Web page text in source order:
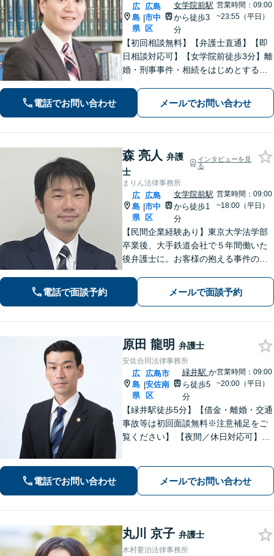
広
島
県
|
広島
市中
区
女学院前駅
から徒歩3
分
営業時間：09:00
~23:55（平日）
【初回相談無料】【弁護士直通】【即
日相談対応可】【女学院前徒歩3分】離
婚・刑事事件・相続をはじめとする身
ない真の問題解決を目指して誠実かつ
迅速な対応を致します。是非、お気軽
電話でお問い合わせ メールでお問い合わせ
森 亮人 弁護
士
インタビューを見
る
まりん法律事務所
広
島
県
|
広島
市中
区
女学院前駅
から徒歩1
分
営業時間：09:00
~18:00（平日）
【民間企業経験あり】東京大学法学部
卒業後、大手鉄道会社で５年間働いた
後弁護士に。お客様の抱える事件の本
出すのが得意です。逆に私からは、法
律用語を多用しない分かり易い説明を
電話で面談予約 メールで面談予約
原田 龍明 弁護士
安佐合同法律事務所
広
島
県
|
広島市
安佐南
区
緑井駅 か
ら徒歩5
分
営業時間：09:00
~20:00（平日）
【緑井駅徒歩5分】【借金・離婚・交通
事故等は初回面談無料※注意補足をご
覧ください】 【夜間／休日対応可】丁
を第一に考えたパートナー弁護士に。
早めのご相談が有利な解決の鍵です。
電話でお問い合わせ メールでお問い合わせ
丸川 京子 弁護士
木村要治法律事務所